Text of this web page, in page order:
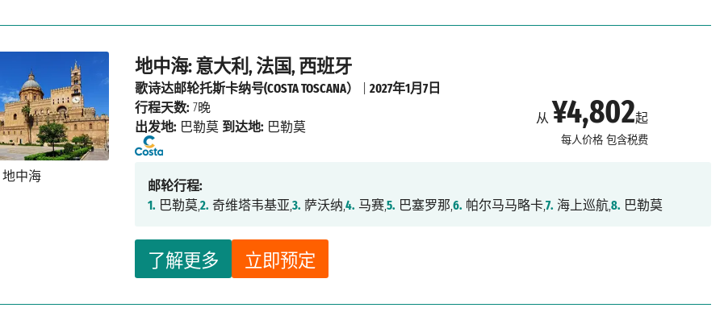
地中海: 意大利, 法国, 西班牙
从 ¥4,802起
每人价格 包含税费
了解更多 立即预定
歌诗达邮轮托斯卡纳号(COSTA TOSCANA） |2027年1月7日
行程天数: 7晚
出发地: 巴勒莫 到达地: 巴勒莫
邮轮行程:
1. 巴勒莫,2. 奇维塔韦基亚,3. 萨沃纳,4. 马赛,5. 巴塞罗那,6. 帕尔马马略卡,7. 海上巡航,8. 巴勒莫